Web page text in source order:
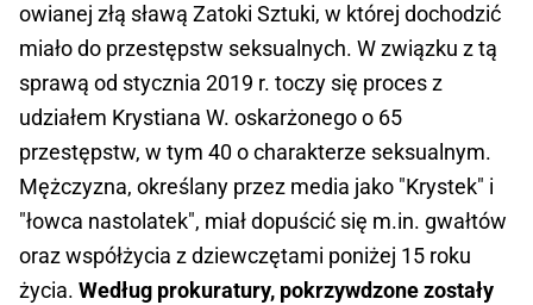
owianej złą sławą Zatoki Sztuki, w której dochodzić
miało do przestępstw seksualnych. W związku z tą
sprawą od stycznia 2019 r. toczy się proces z
udziałem Krystiana W. oskarżonego o 65
przestępstw, w tym 40 o charakterze seksualnym.
Mężczyzna, określany przez media jako "Krystek" i
"łowca nastolatek", miał dopuścić się m.in. gwałtów
oraz współżycia z dziewczętami poniżej 15 roku
życia. Według prokuratury, pokrzywdzone zostały